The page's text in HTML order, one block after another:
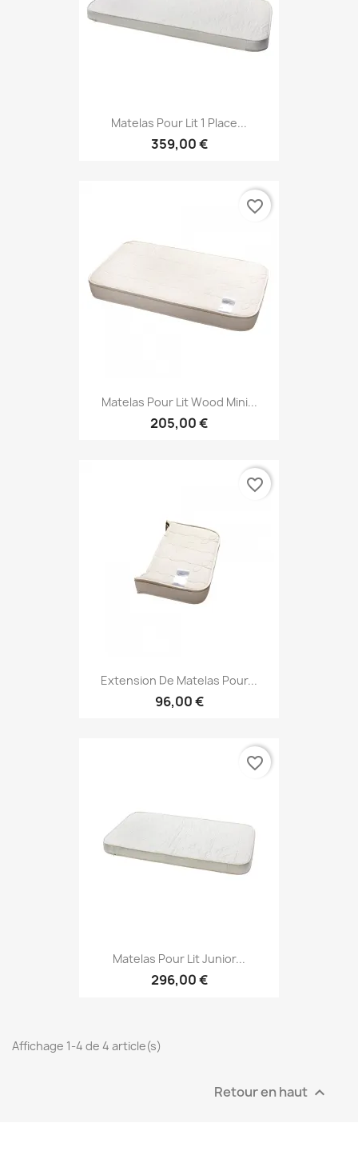
Matelas Pour Lit 1 Place...
359,00 €
Matelas Pour Lit Wood Mini...
205,00 €
favorite_border
Extension De Matelas Pour...
96,00 €
favorite_border
Matelas Pour Lit Junior...
296,00 €
favorite_border
Affichage 1-4 de 4 article(s)
Retour en haut 